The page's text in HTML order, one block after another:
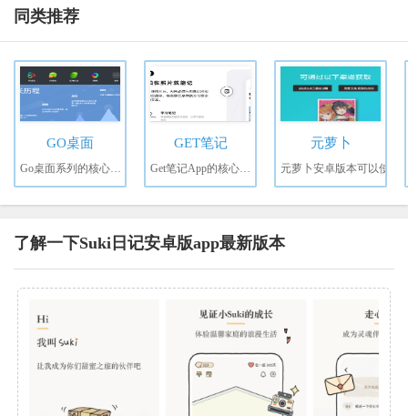
同类推荐
GO桌面 GET笔记 元萝卜
元萝卜安卓版本可以使
了解一下Suki日记安卓版app最新版本